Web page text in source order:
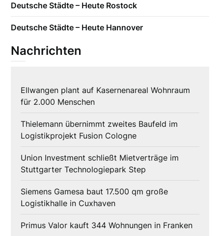
Deutsche Städte – Heute Rostock
Deutsche Städte – Heute Hannover
Nachrichten
Ellwangen plant auf Kasernenareal Wohnraum
für 2.000 Menschen
Thielemann übernimmt zweites Baufeld im
Logistikprojekt Fusion Cologne
Union Investment schließt Mietverträge im
Stuttgarter Technologiepark Step
Siemens Gamesa baut 17.500 qm große
Logistikhalle in Cuxhaven
Primus Valor kauft 344 Wohnungen in Franken